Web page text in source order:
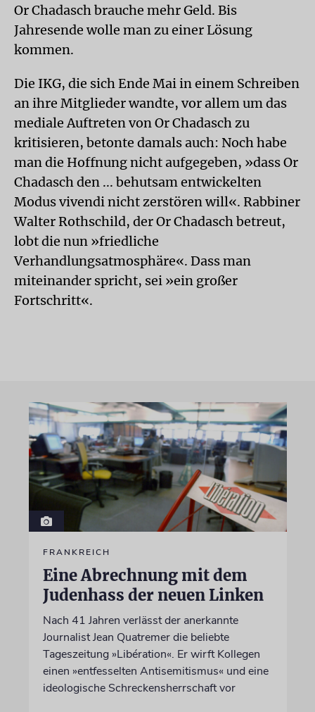
Or Chadasch brauche mehr Geld. Bis
Jahresende wolle man zu einer Lösung
kommen.
Die IKG, die sich Ende Mai in einem Schreiben
an ihre Mitglieder wandte, vor allem um das
mediale Auftreten von Or Chadasch zu
kritisieren, betonte damals auch: Noch habe
man die Hoffnung nicht aufgegeben, »dass Or
Chadasch den ... behutsam entwickelten
Modus vivendi nicht zerstören will«. Rabbiner
Walter Rothschild, der Or Chadasch betreut,
lobt die nun »friedliche
Verhandlungsatmosphäre«. Dass man
miteinander spricht, sei »ein großer
Fortschritt«.
FRANKREICH
Eine Abrechnung mit dem
Judenhass der neuen Linken
Nach 41 Jahren verlässt der anerkannte
Journalist Jean Quatremer die beliebte
Tageszeitung »Libération«. Er wirft Kollegen
einen »entfesselten Antisemitismus« und eine
ideologische Schreckensherrschaft vor